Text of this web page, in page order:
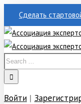
Сделать
Войти |